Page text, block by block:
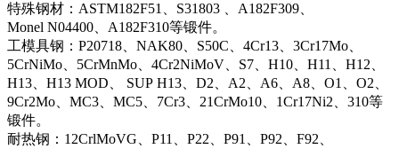
特殊钢材：ASTM182F51、S31803 、A182F309、
Monel N04400、A182F310等锻件。
工模具钢：P20718、NAK80、S50C、4Cr13、3Cr17Mo、
5CrNiMo、5CrMnMo、4Cr2NiMoV、S7、H10、H11、H12、
H13、H13 MOD、 SUP H13、D2、A2、A6、A8、O1、O2、
9Cr2Mo、MC3、MC5、7Cr3、21CrMo10、1Cr17Ni2、310等
锻件。
耐热钢：12CrlMoVG、P11、P22、P91、P92、F92、